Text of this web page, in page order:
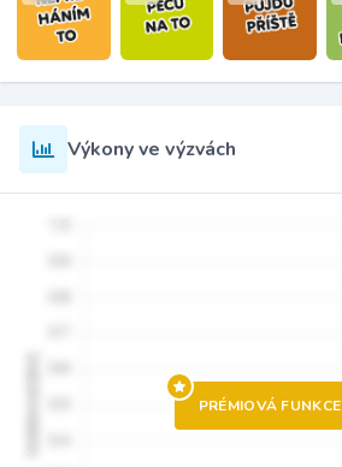
Výkony ve výzvách
PRÉMIOVÁ FUNKCE